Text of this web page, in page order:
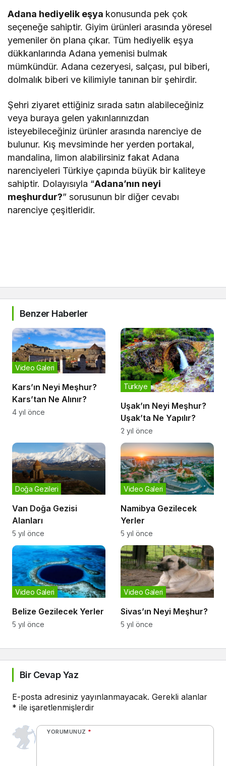
Adana hediyelik eşya konusunda pek çok
seçeneğe sahiptir. Giyim ürünleri arasında yöresel
yemeniler ön plana çıkar. Tüm hediyelik eşya
dükkanlarında Adana yemenisi bulmak
mümkündür. Adana cezeryesi, salçası, pul biberi,
dolmalık biberi ve kilimiyle tanınan bir şehirdir.
Şehri ziyaret ettiğiniz sırada satın alabileceğiniz
veya buraya gelen yakınlarınızdan
isteyebileceğiniz ürünler arasında narenciye de
bulunur. Kış mevsiminde her yerden portakal,
mandalina, limon alabilirsiniz fakat Adana
narenciyeleri Türkiye çapında büyük bir kaliteye
sahiptir. Dolayısıyla “Adana’nın neyi
meşhurdur?” sorusunun bir diğer cevabı
narenciye çeşitleridir.
Benzer Haberler
Kars’ın Neyi Meşhur?
Kars’tan Ne Alınır?
Video Galeri
4 yıl önce
Uşak’ın Neyi Meşhur?
Uşak’ta Ne Yapılır?
Türkiye
2 yıl önce
Van Doğa Gezisi
Alanları
Doğa Gezileri
5 yıl önce
Namibya Gezilecek
Yerler
Video Galeri
5 yıl önce
Belize Gezilecek Yerler
Video Galeri
5 yıl önce
Sivas’ın Neyi Meşhur?
Video Galeri
5 yıl önce
Bir Cevap Yaz
E-posta adresiniz yayınlanmayacak. Gerekli alanlar
* ile işaretlenmişlerdir
YORUMUNUZ *